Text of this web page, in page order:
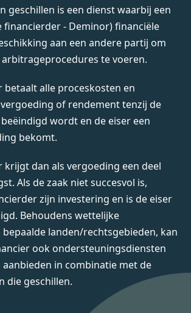
geschillen is een dienst waarbij een
financierder - Deminor) financiële
aan een andere partij om
te voeren.
betaalt alle proceskosten en
of rendement tenzij de
wordt en de eiser een
bekomt.
krijgt dan als vergoeding een deel
Als de zaak niet succesvol is,
zijn investering en is de eiser
Behoudens wettelijke
landen/rechtsgebieden, kan
ook ondersteuningsdiensten
in combinatie met de
die geschillen.